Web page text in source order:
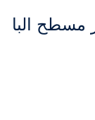
مسطح البا